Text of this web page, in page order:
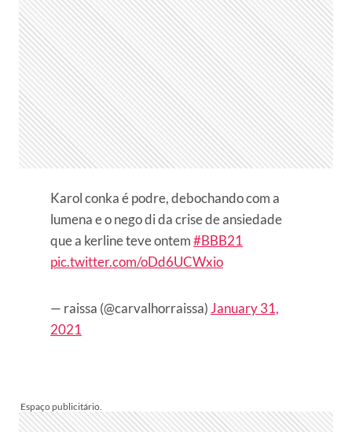
Karol conka é podre, debochando com a
lumena e o nego di da crise de ansiedade
que a kerline teve ontem#BBB21
pic.twitter.com/oDd6UCWxio
— raissa (@carvalhorraissa)January 31,
2021